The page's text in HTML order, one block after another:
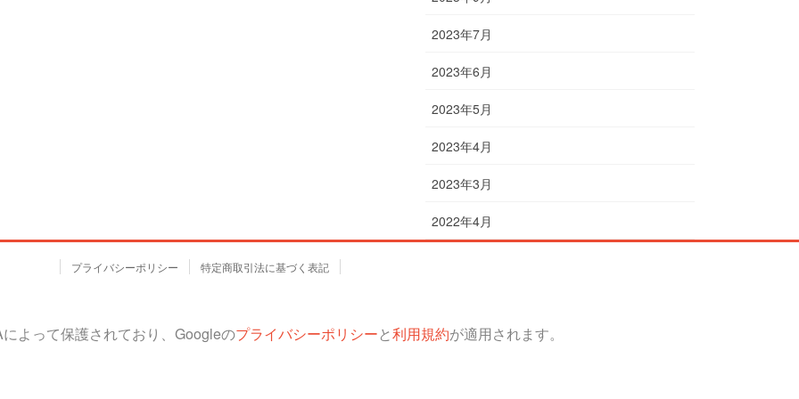
2023年7月
2023年6月
2023年5月
2023年4月
2023年3月
2022年4月
プライバシーポリシー 特定商取引法に基づく表記
よって保護されており、Googleのプライバシーポリシーと利用規約が適用されます。